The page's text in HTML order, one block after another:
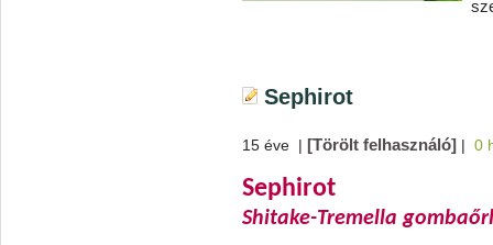
Sephirot
15 éve | [Törölt felhasználó] | 0
Sephirot
Shitake-Tremella